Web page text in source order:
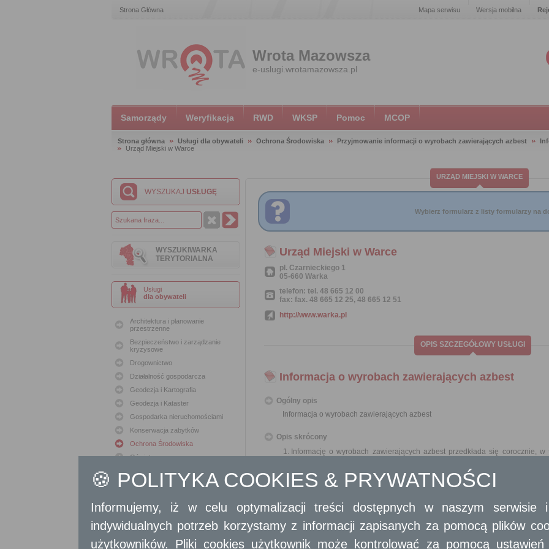
Strona Główna Mapa serwisu Wersja mobilna
Wrota Mazowsza
e-uslugi.wrotamazowsza.pl
Samorządy Weryfikacja RWD WKSP Pomoc MCOP
Strona główna Usługi dla obywateli Ochrona Środowiska Przyjmowanie informacji o wyrobach zawierających azbest
Urząd Miejski w Warce
WYSZUKAJ USŁUGĘ
WYSZUKIWARKA
TERYTORIALNA
Usługi
dla obywateli
Architektura i planowanie
przestrzenne
Bezpieczeństwo i zarządzanie
kryzysowe
Drogownictwo
Działalność gospodarcza
Geodezja i Kartografia
Geodezja i Kataster
Gospodarka nieruchomościami
Konserwacja zabytków
Ochrona Środowiska
Oświata
Polityka lokalowa
Skargi i wnioski
Sport i Rekreacja
Sprawy komunalne
URZĄD MIEJSKI W WARCE
Wybierz formularz z listy formularzy na
Urząd Miejski w Warce
pl. Czarnieckiego 1
05-660 Warka
telefon: tel. 48 665 12 00
fax: fax. 48 665 12 25, 48 665 12 51
http://www.warka.pl
OPIS SZCZEGÓŁOWY USŁUGI
Informacja o wyrobach zawierających azbest
Ogólny opis
Informacja o wyrobach zawierających azbest
Opis skrócony
Informację o wyrobach zawierających azbest przedkłada się corocznie,
Osoby fizyczne prowadzące działalność gospodarczą jak również osoby
zawierających azbest Marszałkowi Województwa.
lub prezydentowi miasta.
Wymagane dokumenty
Wypełniony formularz, którego wzór stanowi załącznik nr 3 do
🍪 POLITYKA COOKIES & PRYWATNOŚCI
Informujemy, iż w celu optymalizacji treści dostępnych w naszym serwisie
indywidualnych potrzeb korzystamy z informacji zapisanych za pomocą plików
użytkowników. Pliki cookies użytkownik może kontrolować za pomocą